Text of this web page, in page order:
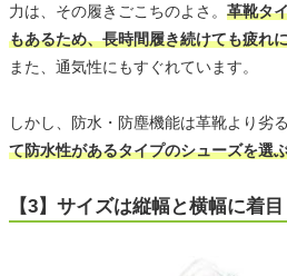
力は、その履きごこちのよさ。 革靴タ
もあるため、長時間履き続けても疲れ
また、通気性にもすぐれています。
しかし、防水・防塵機能は革靴より劣る
て防水性があるタイプのシューズを選
【3】サイズは縦幅と横幅に着